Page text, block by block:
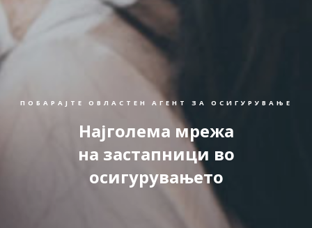
ПОБАРАЈТЕ ОВЛАСТЕН АГЕНТ ЗА ОСИГУРУВАЊЕ
Најголема мрежа
на застапници во
осигурувањето